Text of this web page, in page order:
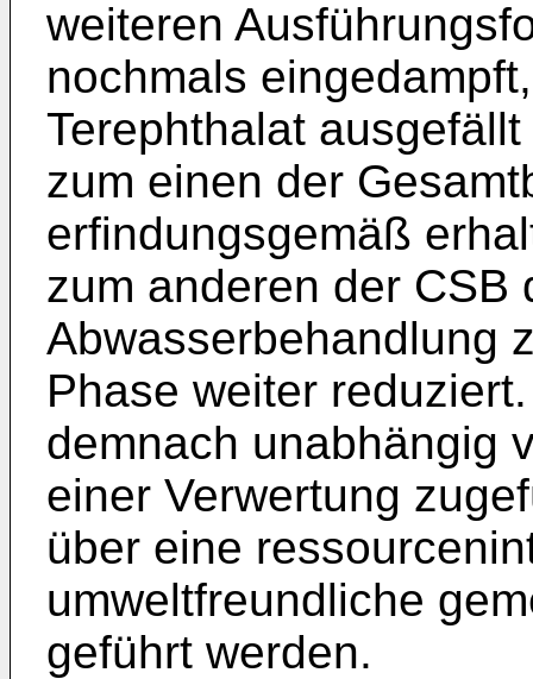
weiteren
nochmals
Terephthalat
zum einen der
erfindungsgemäß
zum anderen der CSB
Abwasserbehandlung
Phase weiter
demnach unabhängig
einer Verwertung
über eine
umweltfreundliche
geführt werden.